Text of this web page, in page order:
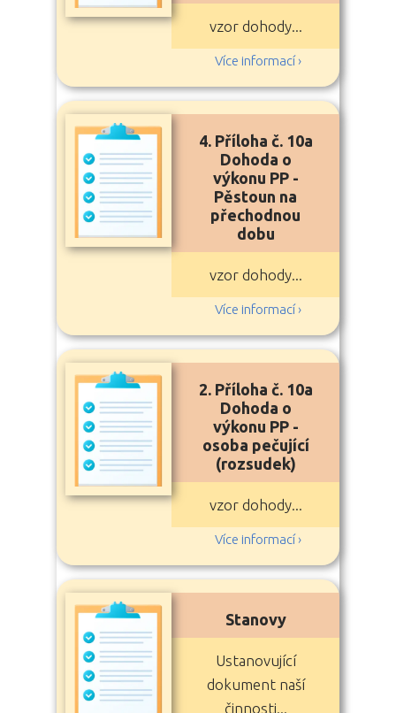
vzor dohody...
Více informací ›
4. Příloha č. 10a
Dohoda o
výkonu PP -
Pěstoun na
přechodnou
dobu
vzor dohody...
Více informací ›
2. Příloha č. 10a
Dohoda o
výkonu PP -
osoba pečující
(rozsudek)
vzor dohody...
Více informací ›
Stanovy
Ustanovující
dokument naší
činnosti...